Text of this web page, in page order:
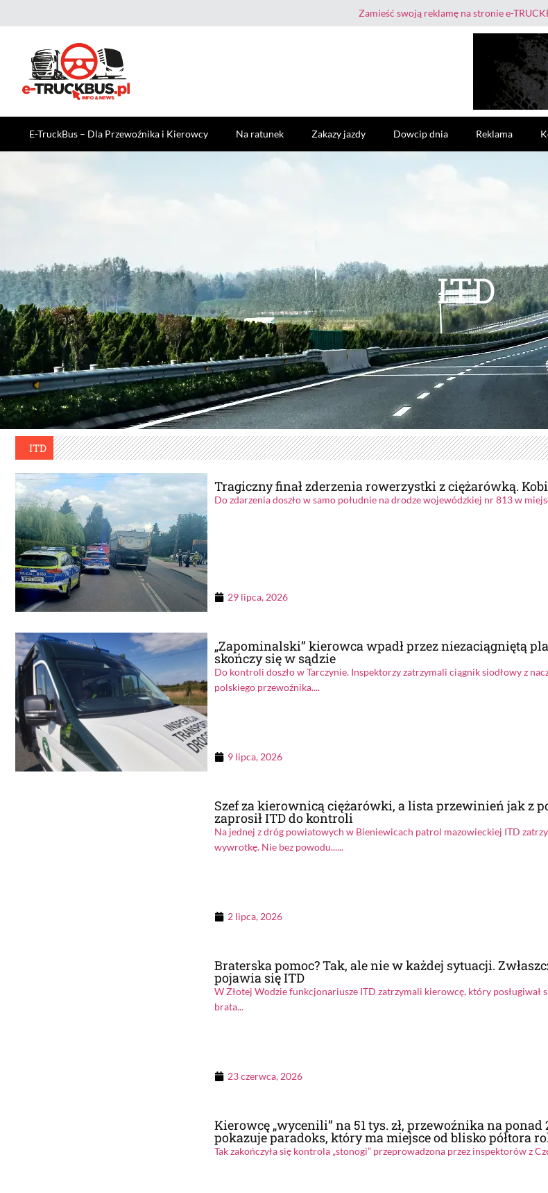
Zamieść swoją reklamę na stronie e-
E-TruckBus – Dla Przewoźnika i Kierowcy Na ratunek Zakazy jazdy Dowcip dnia Reklama
ITD
ITD
Tragiczny finał zderzenia rowerzystki z ciężarówką.
Do zdarzenia doszło w samo południe na drodze wojewódzkiej nr 813 w
29 lipca, 2026
„Zapominalski” kierowca wpadł przez niezaciągniętą
skończy się w sądzie
Do kontroli doszło w Tarczynie. Inspektorzy zatrzymali ciągnik siodłowy z
polskiego przewoźnika....
9 lipca, 2026
Szef za kierownicą ciężarówki, a lista przewinień jak z
zaprosił ITD do kontroli
Na jednej z dróg powiatowych w Bieniewicach patrol mazowieckiej ITD
wywrotkę. Nie bez powodu......
2 lipca, 2026
Braterska pomoc? Tak, ale nie w każdej sytuacji.
pojawia się ITD
W Złotej Wodzie funkcjonariusze ITD zatrzymali kierowcę, który posługiwał
brata...
23 czerwca, 2026
Kierowcę „wycenili” na 51 tys. zł, przewoźnika na ponad
pokazuje paradoks, który ma miejsce od blisko półtora
Tak zakończyła się kontrola „stonogi” przeprowadzona przez inspektorów z